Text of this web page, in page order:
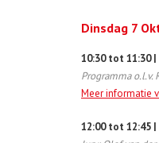
Dinsdag 7
10:30 tot 11:30
Programma o.l.v.
Meer informatie
12:00 tot 12:45